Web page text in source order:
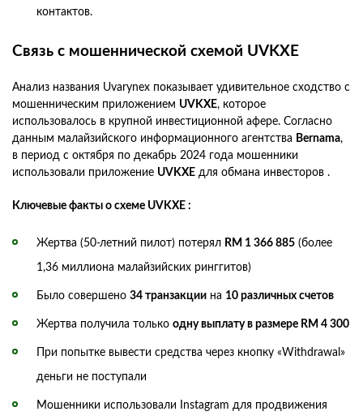
контактов.
Связь с мошеннической схемой UVKXE
Анализ названия Uvarynex показывает удивительное сходство с
мошенническим приложением UVKXE, которое
использовалось в крупной инвестиционной афере. Согласно
данным малайзийского информационного агентства Bernama,
в период с октября по декабрь 2024 года мошенники
использовали приложение UVKXE для обмана инвесторов .
Ключевые факты о схеме UVKXE :
Жертва (50-летний пилот) потерял RM 1 366 885 (более
1,36 миллиона малайзийских ринггитов)
Было совершено 34 транзакции на 10 различных счетов
Жертва получила только одну выплату в размере RM 4 300
При попытке вывести средства через кнопку «Withdrawal»
деньги не поступали
Мошенники использовали Instagram для продвижения